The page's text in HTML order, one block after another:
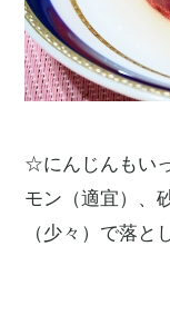
☆にんじんもい
モン（適宜）、
（少々）で落と